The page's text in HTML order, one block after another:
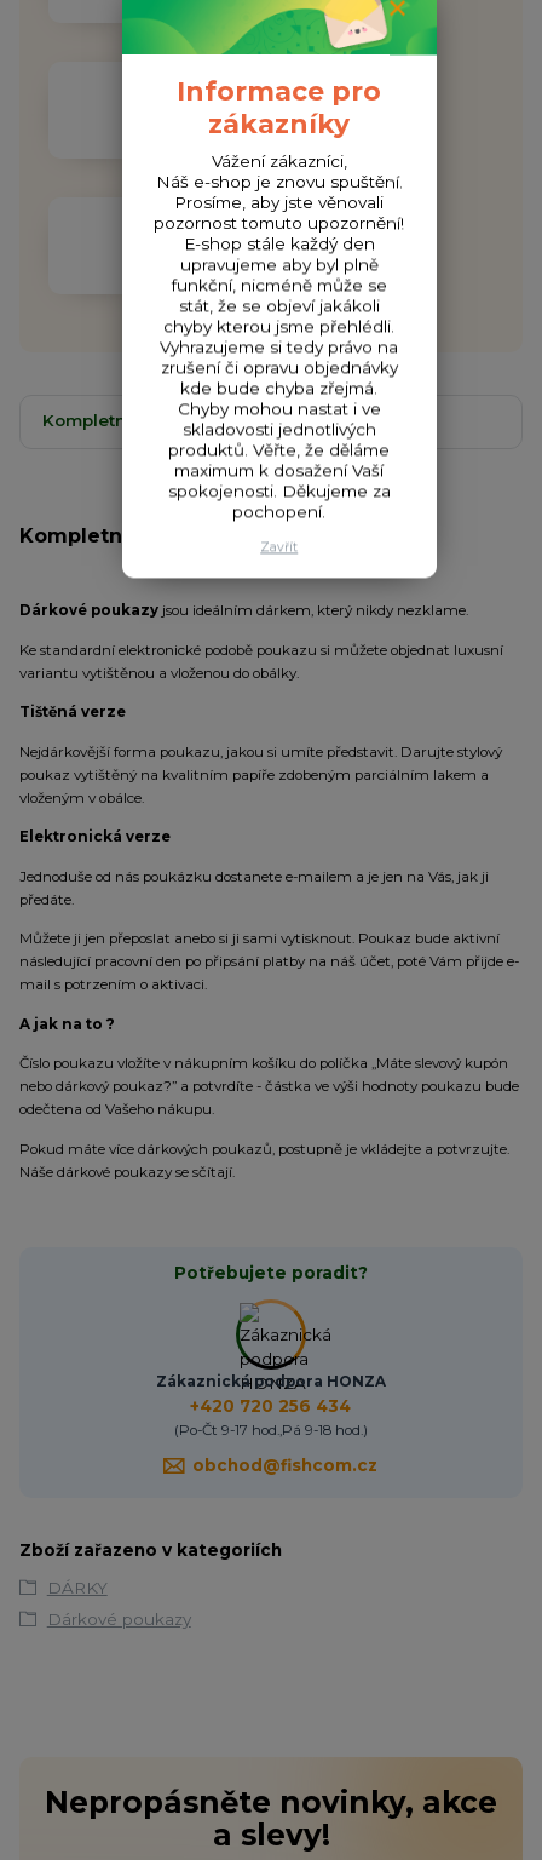
Doprava ZDARMA
Při objednávce nad 1000 Kč
ODESLÁNÍ DO 48H
Garantujeme odeslání do 48h
Kompletní specifikace Komentáře
Kompletní specifikace
Dárkové poukazy jsou ideálním dárkem, který nikdy nezklame.
Ke standardní elektronické podobě poukazu si můžete objednat luxusní
variantu vytištěnou a vloženou do obálky.
Tištěná verze
Nejdárkovější forma poukazu, jakou si umíte představit. Darujte stylový
poukaz vytištěný na kvalitním papíře zdobeným parciálním lakem a
vloženým v obálce.
Elektronická verze
Jednoduše od nás poukázku dostanete e-mailem a je jen na Vás, jak ji
předáte.
Můžete ji jen přeposlat anebo si ji sami vytisknout. Poukaz bude aktivní
následující pracovní den po připsání platby na náš účet, poté Vám přijde e-
mail s potrzením o aktivaci.
A jak na to ?
Číslo poukazu vložíte v nákupním košíku do políčka ,,Máte slevový kupón
nebo dárkový poukaz?” a potvrdíte - částka ve výši hodnoty poukazu bude
odečtena od Vašeho nákupu.
Pokud máte více dárkových poukazů, postupně je vkládejte a potvrzujte.
Náše dárkové poukazy se sčítají.
Potřebujete poradit?
Zákaznická podpora HONZA
+420 720 256 434
(Po-Čt 9-17 hod.,Pá 9-18 hod.)
obchod@fishcom.cz
Zboží zařazeno v kategoriích
DÁRKY
Dárkové poukazy
Nepropásněte novinky, akce
a slevy!
Informace pro
zákazníky
Vážení zákazníci,
Náš e-shop je znovu spuštění.
Prosíme, aby jste věnovali
pozornost tomuto upozornění!
E-shop stále každý den
upravujeme aby byl plně
funkční, nicméně může se
stát, že se objeví jakákoli
chyby kterou jsme přehlédli.
Vyhrazujeme si tedy právo na
zrušení či opravu objednávky
kde bude chyba zřejmá.
Chyby mohou nastat i ve
skladovosti jednotlivých
produktů. Věřte, že děláme
maximum k dosažení Vaší
spokojenosti. Děkujeme za
pochopení.
Zavřít